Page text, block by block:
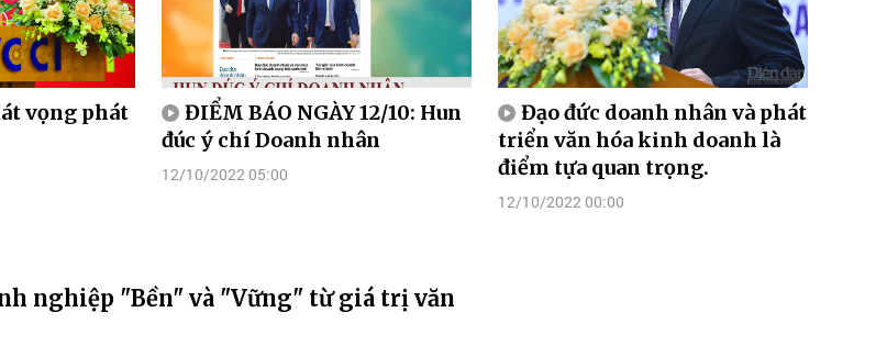
vọng phát
ĐIỂM BÁO NGÀY 12/10: Hun
đúc ý chí Doanh nhân
12/10/2022 05:00
Đạo đức doanh nhân và phát
triển văn hóa kinh doanh là
điểm tựa quan trọng.
12/10/2022 00:00
nghiệp "Bền" và "Vững" từ giá trị văn